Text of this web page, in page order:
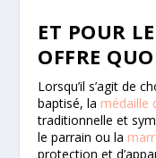
ET POUR
OFFRE
Lorsqu’il s’agit de
baptisé, la médaille
traditionnelle et
le parrain ou la
protection et